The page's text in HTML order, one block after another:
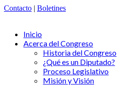
Contacto | Boletines
Inicio
Acerca del Congreso
Historia del Congreso
¿Qué es un Diputado?
Proceso Legislativo
Misión y Visión